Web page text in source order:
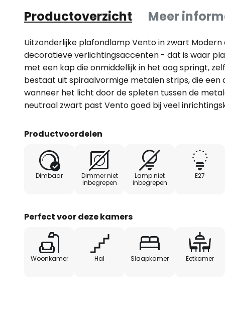
Productoverzicht Meer
Uitzonderlijke plafondlamp Vento in zwart
decoratieve verlichtingsaccenten - dat is waar
met een kap die onmiddellijk in het oog springt,
bestaat uit spiraalvormige metalen strips, die
wanneer het licht door de spleten tussen de
neutraal zwart past Vento goed bij veel
Productvoordelen
Dimbaar
Dimmer niet
inbegrepen
Lamp niet
inbegrepen
E27
Perfect voor deze kamers
Woonkamer Hal Slaapkamer Eetkamer